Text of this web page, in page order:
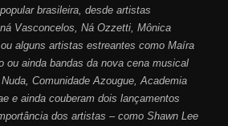
brasileira, desde artistas
Vasconcelos, Ná Ozzetti, Mônica
alguns artistas estreantes como Maíra
ou ainda bandas da nova cena musical
Comunidade Azougue, Academia
e ainda couberam dois lançamentos
dos artistas – como Shawn Lee